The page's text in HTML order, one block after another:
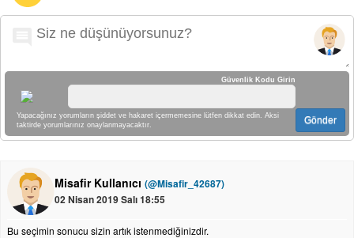
Güvenlik Kodu Girin
Yapacağınız yorumların şiddet ve hakaret içermemesine lütfen dikkat edin. Aksi
taktirde yorumlarınız onaylanmayacaktır.
Gönder
Misafir Kullanıcı (@Misafir_42687)
02 Nisan 2019 Salı 18:55
Bu seçimin sonucu sizin artık istenmediğinizdir.